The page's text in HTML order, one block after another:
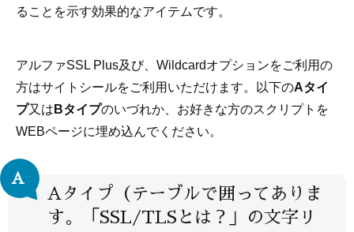
ることを示す効果的なアイテムです。
アルファSSL Plus及び、Wildcardオプションをご利用の
方はサイトシールをご利用いただけます。以下のAタイ
プ又は Bタイプのいづれか、お好きな方のスクリプトを
WEBページに埋め込んでください。
A
Aタイプ（テーブルで囲ってありま
す。「SSL/TLSとは？」の文字リ